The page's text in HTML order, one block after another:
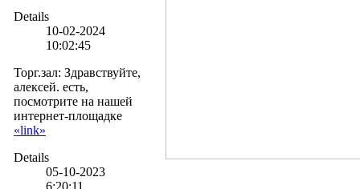
Details
10-02-2024
10:02:45
Торг.зал: Здравствуйте,
алексей. есть,
посмотрите на нашей
интернет-площадке
«link»
Details
05-10-2023
6:20:11